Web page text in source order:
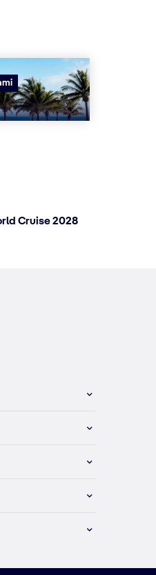
Cruise 2028